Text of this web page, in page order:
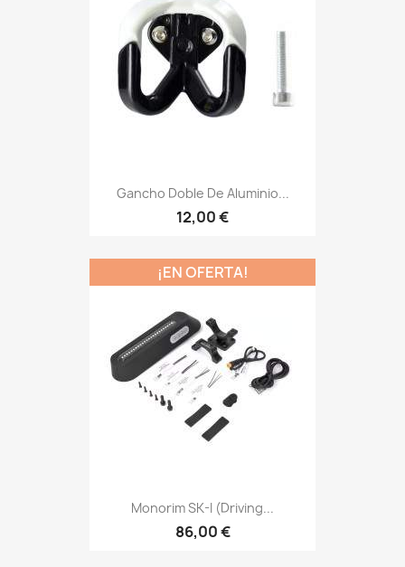
Gancho Doble De Aluminio...
12,00 €
Monorim SK-I (driving...
86,00 €
¡EN OFERTA!